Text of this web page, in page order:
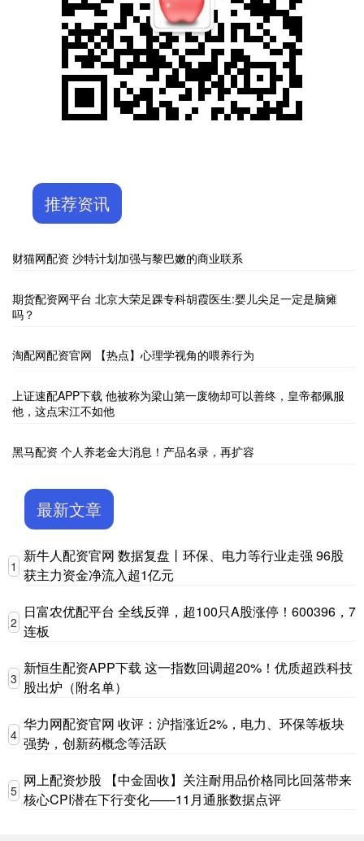
推荐资讯
财猫网配资 沙特计划加强与黎巴嫩的商业联系
期货配资网平台 北京大荣足踝专科胡霞医生:婴儿尖足一定是脑瘫
吗？
淘配网配资官网 【热点】心理学视角的喂养行为
上证速配APP下载 他被称为梁山第一废物却可以善终，皇帝都佩服
他，这点宋江不如他
黑马配资 个人养老金大消息！产品名录，再扩容
最新文章
1
新牛人配资官网 数据复盘丨环保、电力等行业走强 96股
获主力资金净流入超1亿元
2
日富农优配平台 全线反弹，超100只A股涨停！600396，7
连板
3
新恒生配资APP下载 这一指数回调超20%！优质超跌科技
股出炉（附名单）
4
华力网配资官网 收评：沪指涨近2%，电力、环保等板块
强势，创新药概念等活跃
5
网上配资炒股 【中金固收】关注耐用品价格同比回落带来
核心CPI潜在下行变化——11月通胀数据点评